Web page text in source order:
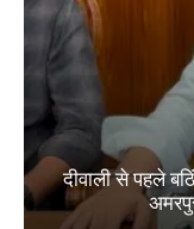
दीवाली से पहले